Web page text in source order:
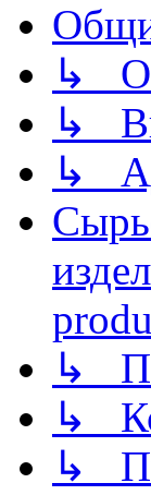
↳
↳
↳
↳
↳
↳